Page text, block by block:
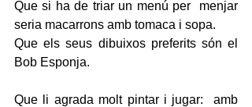
Que si ha de triar un menú per  menjar
seria macarrons amb tomaca i sopa.
Que els seus dibuixos preferits són el
Bob Esponja.
Que li agrada molt pintar i jugar:  amb